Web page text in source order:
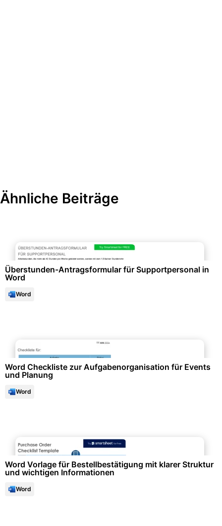
Ähnliche Beiträge
Überstunden-Antragsformular für Supportpersonal in
Word
Word
Word Checkliste zur Aufgabenorganisation für Events
und Planung
Word
Word Vorlage für Bestellbestätigung mit klarer Struktur
und wichtigen Informationen
Word